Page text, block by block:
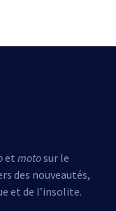
et motosur le
des nouveautés,
et de l’insolite.